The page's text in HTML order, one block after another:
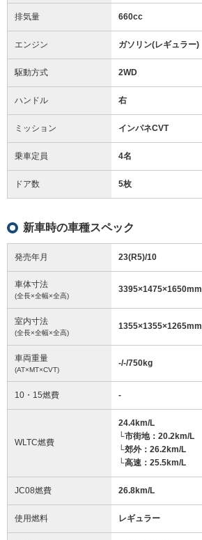
排気量 660cc
エンジン ガソリン(レギュラー)
駆動方式 2WD
ハンドル 右
ミッション インパネCVT
乗車定員 4名
ドア数 5枚
新車時の車種スペック
発売年月 23(R5)/10
車体寸法
(全長×全幅×全高)
3395×1475×1650mm
室内寸法
(全長×全幅×全高)
1355×1355×1265mm
車両重量
(AT×MT×CVT)
-/-/750kg
10・15燃費 -
WLTC燃費
24.4km/L
└市街地：20.2km/L
└郊外：26.2km/L
└高速：25.5km/L
JC08燃費 26.8km/L
使用燃料 レギュラー